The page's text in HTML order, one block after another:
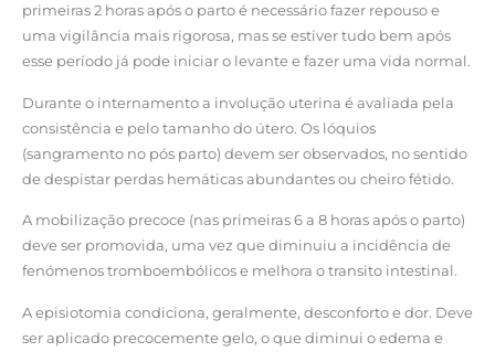
primeiras 2 horas após o parto é necessário fazer repouso e
uma vigilância mais rigorosa, mas se estiver tudo bem após
esse período já pode iniciar o levante e fazer uma vida normal.
Durante o internamento a involução uterina é avaliada pela
consistência e pelo tamanho do útero. Os lóquios
(sangramento no pós parto) devem ser observados, no sentido
de despistar perdas hemáticas abundantes ou cheiro fétido.
A mobilização precoce (nas primeiras 6 a 8 horas após o parto)
deve ser promovida, uma vez que diminuiu a incidência de
fenómenos tromboembólicos e melhora o transito intestinal.
A episiotomia condiciona, geralmente, desconforto e dor. Deve
ser aplicado precocemente gelo, o que diminui o edema e